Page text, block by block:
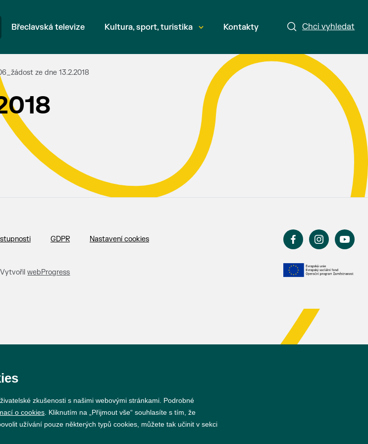
Chci vyhledat
Břeclavská televize Kultura, sport, turistika Kontakty
ze dne 13.2.2018
GDPR Nastavení cookies
VytvořilwebProgress
zkušenosti s našimi webovými stránkami. Podrobné
o cookies . Kliknutím na „Přijmout vše“ souhlasíte s tím, že
užívání pouze některých typů cookies, můžete tak učinit v sekci